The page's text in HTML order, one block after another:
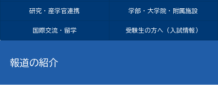
研究・産学官連携 学部・大学院・附属施設
国際交流・留学 受験生の方へ（入試情報）
報道の紹介